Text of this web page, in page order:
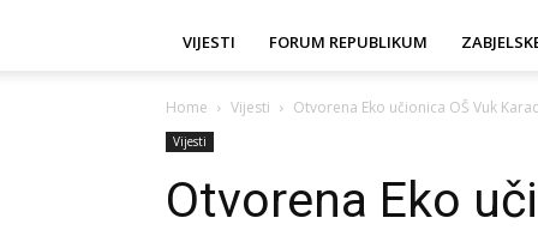
VIJESTI FORUM REPUBLIKUM
Home Vijesti Otvorena Eko učionica OŠ Vuk
Vijesti
Otvorena Eko